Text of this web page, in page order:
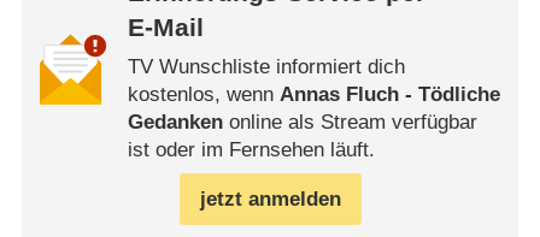
E-Mail
TV Wunschliste informiert dich
kostenlos, wenn Annas Fluch - Tödliche
Gedankenonline als Stream verfügbar
ist oder im Fernsehen läuft.
jetzt anmelden